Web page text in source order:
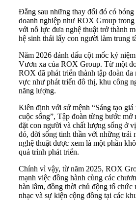
Đằng sau những thay đổi đó có bóng
doanh nghiệp như ROX Group trong
với nỗ lực đưa nghệ thuật trở thành
hệ sinh thái lấy con người làm trung
Năm 2026 đánh dấu cột mốc kỷ
Vươn xa của ROX Group. Từ một
ROX đã phát triển thành tập đoàn đa
vực như phát triển đô thị, khu công
năng lượng.
Kiên định với sứ mệnh “Sáng tạo
cuộc sống”, Tập đoàn từng bước mở
đặt con người và chất lượng sống ở
đó, đời sống tinh thần với những trải
nghệ thuật được xem là một phần
quá trình phát triển.
Chính vì vậy, từ năm 2025, ROX
mạnh việc đồng hành cùng các
hàn lâm, đồng thời chủ động tổ chức
nhạc và sự kiện cộng đồng tại các